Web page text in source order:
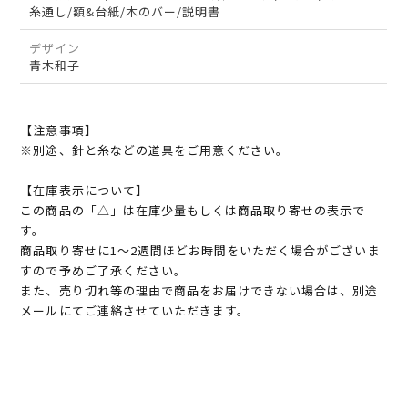
糸通し/額&台紙/木のバー/説明書
デザイン
青木和子
【注意事項】
※別途、針と糸などの道具をご用意ください。
【在庫表示について】
この商品の「△」は在庫少量もしくは商品取り寄せの表示で
す。
商品取り寄せに1～2週間ほどお時間をいただく場合がございま
すので予めご了承ください。
また、売り切れ等の理由で商品をお届けできない場合は、別途
メールにてご連絡させていただきます。